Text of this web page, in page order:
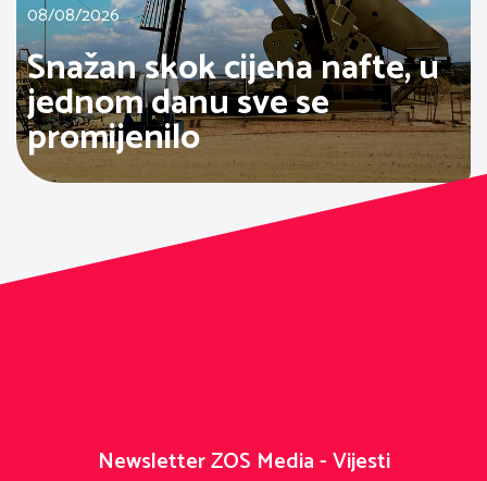
08/08/2026
Snažan skok cijena nafte, u
jednom danu sve se
promijenilo
Newsletter ZOS Media - Vijesti